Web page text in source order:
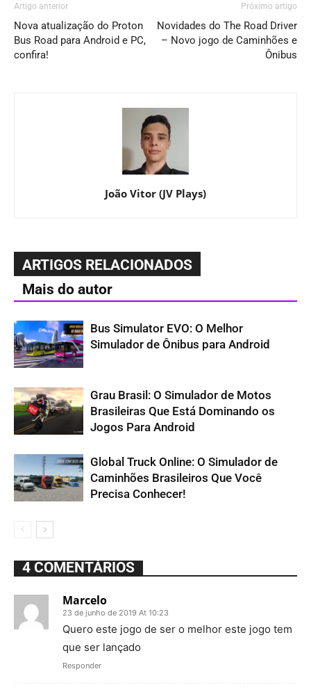
Artigo anterior
Nova atualização do Proton
Bus Road para Android e PC,
confira!
Próximo artigo
Novidades do The Road Driver
– Novo jogo de Caminhões e
Ônibus
João Vitor (JV Plays)
ARTIGOS RELACIONADOS
Mais do autor
Bus Simulator EVO: O Melhor
Simulador de Ônibus para Android
Grau Brasil: O Simulador de Motos
Brasileiras Que Está Dominando os
Jogos Para Android
Global Truck Online: O Simulador de
Caminhões Brasileiros Que Você
Precisa Conhecer!
4 COMENTÁRIOS
Marcelo
23 de junho de 2019 At 10:23
Quero este jogo de ser o melhor este jogo tem
que ser lançado
Responder